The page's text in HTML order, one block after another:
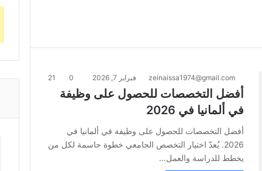
zeinaissa1974@gmail.com فبراير 7, 2026 0
21
أفضل التخصصات للحصول على وظيفة
في ألمانيا في 2026
أفضل التخصصات للحصول على وظيفة في ألمانيا في
2026. يُعدّ اختيار التخصص الجامعي خطوة حاسمة لكل من
يخطط للدراسة والعمل…